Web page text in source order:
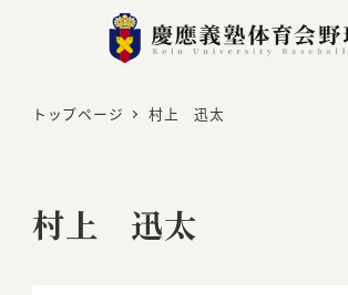
トップページ 村上 迅太
村上 迅太